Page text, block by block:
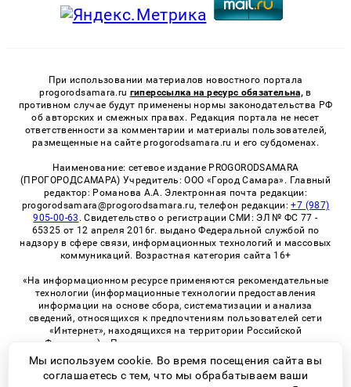
При использовании материалов новостного портала
progorodsamara.ru гиперссылка на ресурс обязательна, в
противном случае будут применены нормы законодательства РФ
об авторских и смежных правах. Редакция портала не несет
ответственности за комментарии и материалы пользователей,
размещенные на сайте progorodsamara.ru и его субдоменах.
Наименование: сетевое издание PROGORODSAMARA
(ПРОГОРОДСАМАРА) Учредитель: ООО «Город Самара». Главный
редактор: Романова А.А. Электронная почта редакции:
progorodsamara@progorodsamara.ru, телефон редакции:+7 (987)
905-00-63 . Свидетельство о регистрации СМИ: ЭЛ № ФС 77 -
65325 от 12 апреля 2016г. выдано Федеральной службой по
надзору в сфере связи, информационных технологий и массовых
коммуникаций. Возрастная категория сайта 16+
«На информационном ресурсе применяются рекомендательные
технологии (информационные технологии предоставления
информации на основе сбора, систематизации и анализа
сведений, относящихся к предпочтениям пользователей сети
«Интернет», находящихся на территории Российской
Федерации)». Правила применения рекомендательных
технологий в виджетах рекламно-обменной сети
«СМИ2» (PDF)
Мы используем cookie. Во время посещения сайта вы
соглашаетесь с тем, что мы обрабатываем ваши